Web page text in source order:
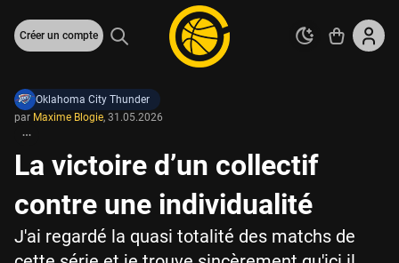
Créer un compte
Oklahoma City Thunder
par Maxime Blogie, 31.05.2026
La victoire d’un collectif
contre une individualité
J'ai regardé la quasi totalité des matchs de